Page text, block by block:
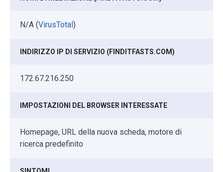
N/A (VirusTotal)
INDIRIZZO IP DI SERVIZIO (FINDITFASTS.COM)
172.67.216.250
IMPOSTAZIONI DEL BROWSER INTERESSATE
Homepage, URL della nuova scheda, motore di
ricerca predefinito